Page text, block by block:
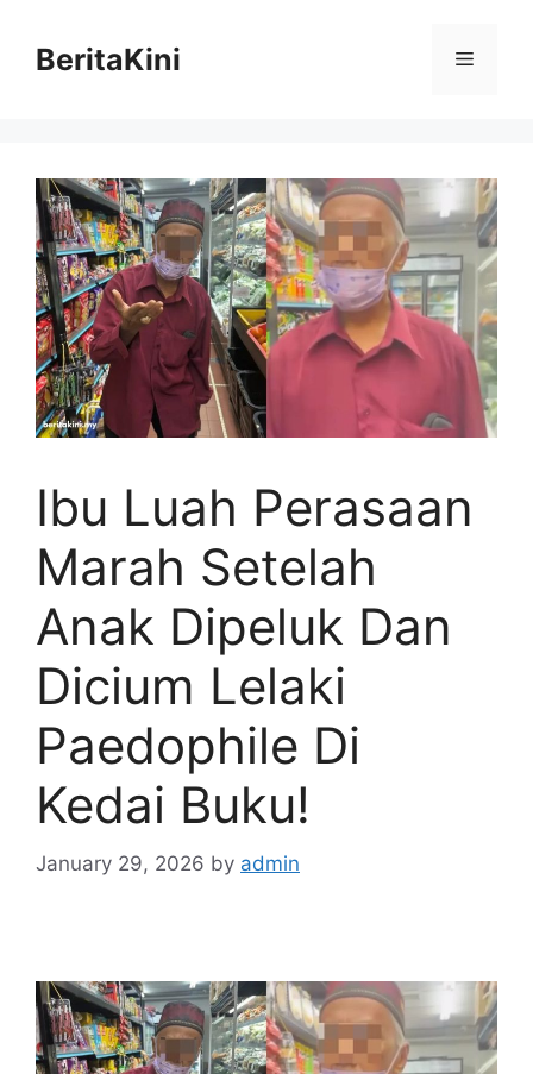
contentBeritaKini Menu
Ibu Luah Perasaan
Marah Setelah
Anak Dipeluk Dan
Dicium Lelaki
Paedophile Di
Kedai Buku!
January 29, 2026 by admin